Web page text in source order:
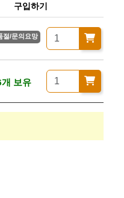
구입하기
절/문의요망
개 보유